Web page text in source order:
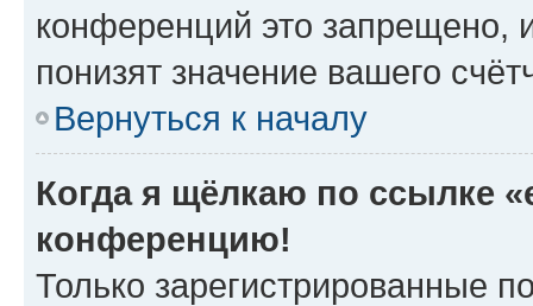
конференций это запрещено,
понизят значение вашего
Вернуться к началу
Когда я щёлкаю по ссылке
конференцию!
Только зарегистрированные